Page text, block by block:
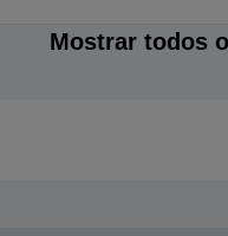
Mostrar todos